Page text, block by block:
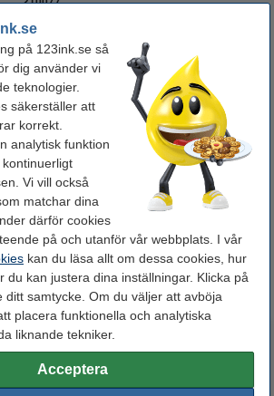
på 123ink.se så
dig använder vi
teknologier.
säkerställer att
korrekt.
analytisk funktion
Vi vill också
matchar dina
därför cookies
på och utanför vår webbplats. I vår
kan du läsa allt om dessa cookies, hur
du kan justera dina inställningar. Klicka på
ditt samtycke. Om du väljer att avböja
placera funktionella och analytiska
liknande tekniker.
Acceptera
för endast
A4 | 80g | 123ink | 25 ark
Populära produkter